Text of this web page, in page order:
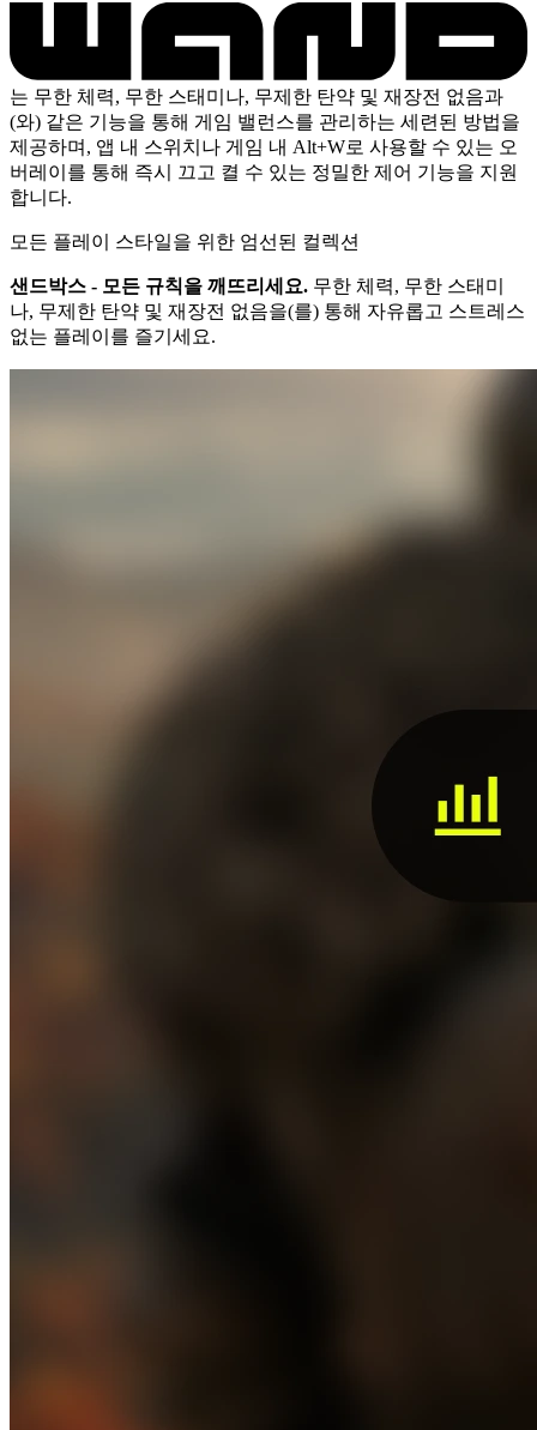
는 무한 체력, 무한 스태미나, 무제한 탄약 및 재장전 없음과
(와) 같은 기능을 통해 게임 밸런스를 관리하는 세련된 방법을
제공하며, 앱 내 스위치나 게임 내 Alt+W로 사용할 수 있는 오
버레이를 통해 즉시 끄고 켤 수 있는 정밀한 제어 기능을 지원
합니다.
모든 플레이 스타일을 위한 엄선된 컬렉션
샌드박스 - 모든 규칙을 깨뜨리세요. 무한 체력, 무한 스태미
나, 무제한 탄약 및 재장전 없음을(를) 통해 자유롭고 스트레스
없는 플레이를 즐기세요.